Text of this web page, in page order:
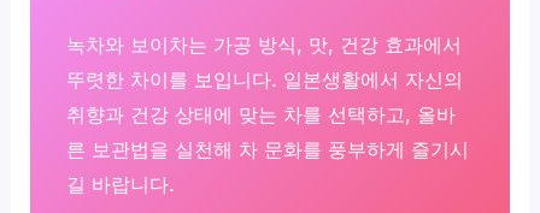
녹차와 보이차는 가공 방식, 맛, 건강 효과에서
뚜렷한 차이를 보입니다. 일본생활에서 자신의
취향과 건강 상태에 맞는 차를 선택하고, 올바
른 보관법을 실천해 차 문화를 풍부하게 즐기시
길 바랍니다.